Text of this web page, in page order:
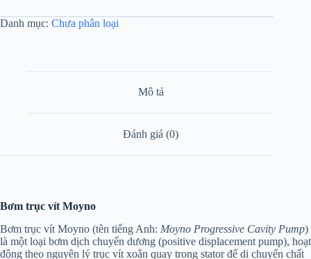
Danh mục: Chưa phân loại
Mô tả
Đánh giá (0)
Bơm trục vít Moyno
Bơm trục vít Moyno (tên tiếng Anh: Moyno Progressive Cavity Pump)
là một loại bơm dịch chuyển dương (positive displacement pump), hoạt
động theo nguyên lý trục vít xoắn quay trong stator để di chuyển chất